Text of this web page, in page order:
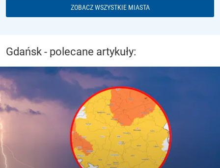
ZOBACZ WSZYSTKIE MIASTA
Gdańsk - polecane artykuły: